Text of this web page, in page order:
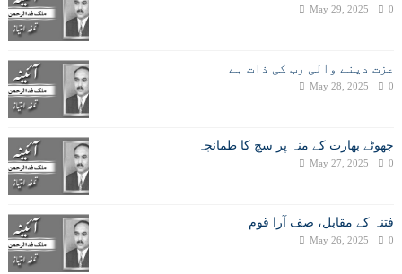
May 29, 2025 0
عزت دینے والی رب کی ذات ہے
May 28, 2025 0
جھوٹے بھارت کے منہ پر سچ کا طمانچہ
May 27, 2025 0
فتنہ کے مقابل، صف آرا قوم
May 26, 2025 0